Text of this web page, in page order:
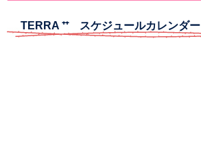
TERRA ⁺⁺ スケジュールカレンダー